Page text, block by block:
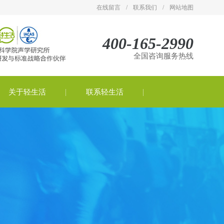
在线留言 / 联系我们 / 网站地图
400-165-2990
全国咨询服务热线
关于轻生活 联系轻生活